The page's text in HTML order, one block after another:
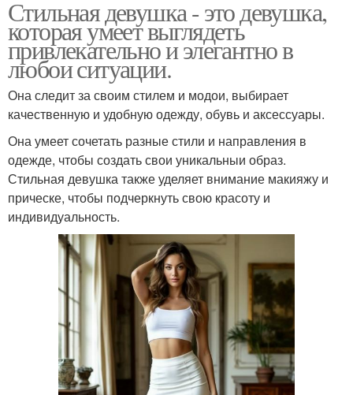
Стильная девушка - это девушка,
которая умеет выглядеть
привлекательно и элегантно в
любои ситуации.
Она следит за своим стилем и модои, выбирает
качественную и удобную одежду, обувь и аксессуары.
Она умеет сочетать разные стили и направления в
одежде, чтобы создать свои уникальныи образ.
Стильная девушка также уделяет внимание макияжу и
прическе, чтобы подчеркнуть свою красоту и
индивидуальность.